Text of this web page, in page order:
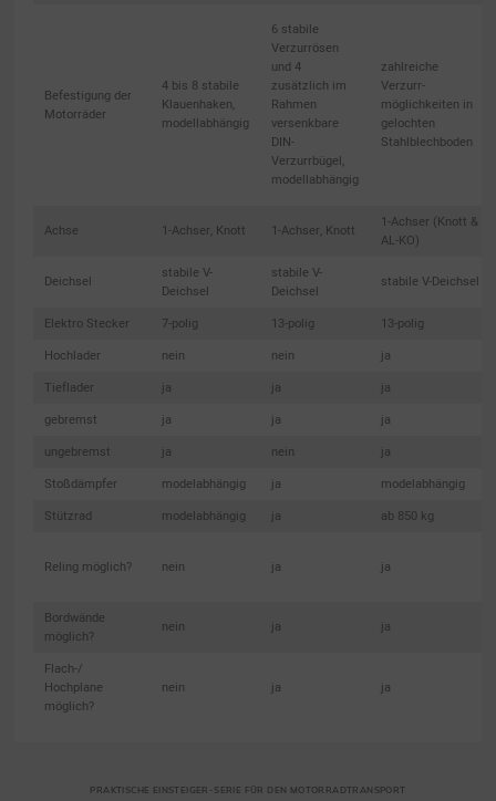
Befestigung der
Motorräder
4 bis 8 stabile
Klauenhaken,
modellabhängig
6 stabile
Verzurrösen
und 4
zusätzlich im
Rahmen
versenkbare
DIN-
Verzurrbügel,
modellabhängig
zahlreiche
Verzurr-
möglichkeiten in
gelochten
Stahlblechboden
Achse 1-Achser, Knott 1-Achser, Knott
1-Achser (Knott &
AL-KO)
Deichsel
stabile V-
Deichsel
stabile V-
Deichsel
stabile V-Deichsel
Elektro Stecker 7-polig 13-polig
13-polig
Hochlader
nein nein
ja
Tieflader
ja ja
ja
gebremst
ja ja
ja
ungebremst
ja nein
ja
Stoßdämpfer
modelabhängig ja
modelabhängig
Stützrad
modelabhängig ja ab 850 kg
Reling möglich? nein ja ja
Bordwände
möglich?
nein ja ja
Flach-/
Hochplane
möglich?
nein ja ja
PRAKTISCHE EINSTEIGER-SERIE FÜR DEN MOTORRADTRANSPORT